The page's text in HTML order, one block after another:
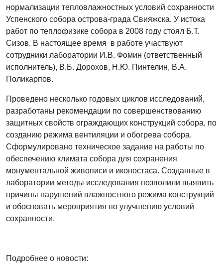
нормализации тепловлажностных условий сохранности
Успенского собора острова-града Свияжска. У истока
работ по теплофизике собора в 2008 году стоял Б.Т.
Сизов. В настоящее время в работе участвуют
сотрудники лаборатории И.В. Фомин (ответственный
исполнитель), В.Б. Дорохов, Н.Ю. Пинтелин, В.А.
Поликарпов.
Проведено несколько годовых циклов исследований,
разработаны рекомендации по совершенствованию
защитных свойств ограждающих конструкций собора, по
созданию режима вентиляции и обогрева собора.
Сформулировано техническое задание на работы по
обеспечению климата собора для сохранения
монументальной живописи и иконостаса. Созданные в
лаборатории методы исследования позволили выявить
причины нарушений влажностного режима конструкций
и обосновать мероприятия по улучшению условий
сохранности.
Подробнее о новости: